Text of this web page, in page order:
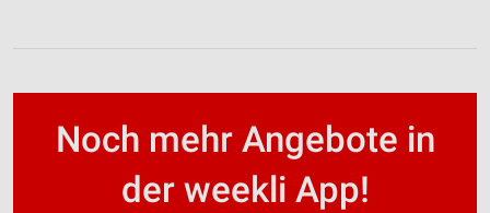
Noch mehr Angebote in
der weekli App!